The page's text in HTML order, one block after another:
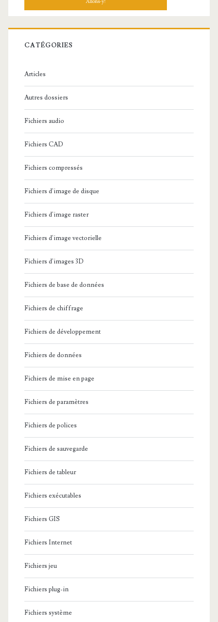
h
r
c
:
CATÉGORIES
Articles
Autres dossiers
Fichiers audio
Fichiers CAD
Fichiers compressés
Fichiers d'image de disque
Fichiers d'image raster
Fichiers d'image vectorielle
Fichiers d'images 3D
Fichiers de base de données
Fichiers de chiffrage
Fichiers de développement
Fichiers de données
Fichiers de mise en page
Fichiers de paramètres
Fichiers de polices
Fichiers de sauvegarde
Fichiers de tableur
Fichiers exécutables
Fichiers GIS
Fichiers Internet
Fichiers jeu
Fichiers plug-in
Fichiers système